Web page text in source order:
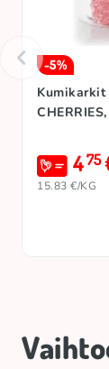
-5%
Kumikarkit
475
15.83 €/KG